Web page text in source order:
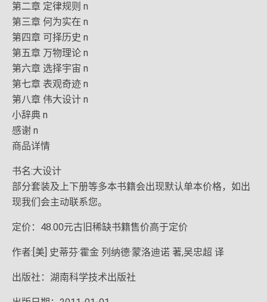
第二章 定律规则 n
第三章 何为实在 n
第四章 可择历史 n
第五章 万物理论 n
第六章 选择宇宙 n
第七章 表观奇迹 n
第八章 伟大设计 n
小辞典 n
感谢 n
商品详情
书名:大设计
部分套装及上下册等多本书籍会出现默认单本价格，如出
现我们会主动联系您。
定价：48.00元古旧稀缺书籍售价高于定价
作者:[美] 史蒂芬·霍金 列纳德·蒙洛迪诺 著,吴忠超 译
出版社：湖南科学技术出版社